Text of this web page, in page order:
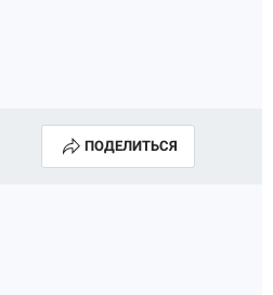
ПОДЕЛИТЬСЯ